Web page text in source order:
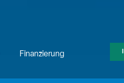
Finanzierung